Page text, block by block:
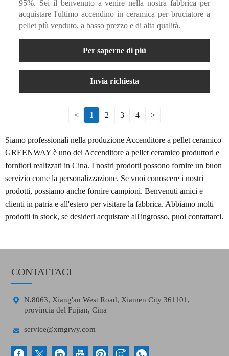
95%. Sei il benvenuto a venire nella nostra fabbrica per
acquistare l'ultimo accendino in ceramica per bruciatore a
pellet più venduto, a basso prezzo e di alta qualità.
Per saperne di più
Invia richiesta
< 1 2 3 4 >
Siamo professionali nella produzione Accenditore a pellet ceramico
GREENWAY è uno dei Accenditore a pellet ceramico produttori e
fornitori realizzati in Cina. I nostri prodotti possono fornire un buon
servizio come la personalizzazione. Se vuoi conoscere i nostri
prodotti, possiamo anche fornire campioni. Benvenuti amici e
clienti in patria e all'estero per visitare la fabbrica. Abbiamo molti
prodotti in stock, se desideri acquistare all'ingrosso, puoi contattarci.
CONTATTACI

N.8063, Xiang'an West Road, Xiamen City 361101,
provincia del Fujian, Cina
 service@xmgrwy.com